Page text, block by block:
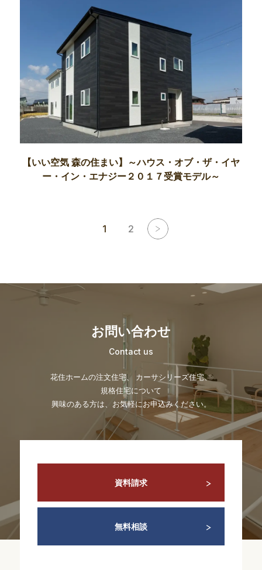
【いい空気 森の住まい】～ハウス・オブ・ザ・イヤ
ー・イン・エナジー２０１７受賞モデル～
1 2
お問い合わせ
Contact us
花住ホームの注文住宅、 カーサシリーズ住宅、
規格住宅について
興味のある方は、お気軽にお申込みください。
資料請求
無料相談